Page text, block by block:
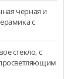
черная и
с
стекло, с